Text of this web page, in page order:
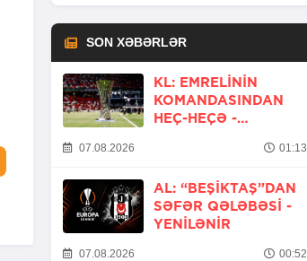
SON XƏBƏRLƏR
KL: EMRELININ
KOMANDASINDAN
HEÇ-HEÇƏ -
07.08.2026 01:13
AL: “BEŞIKTAŞ”DAN
SƏFƏR QƏLƏBƏSI -
YENİLƏNİR
07.08.2026 00:52